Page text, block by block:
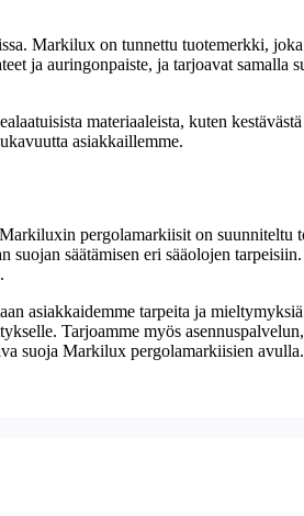
Markilux on tunnettu tuotemerkki,
ja auringonpaiste, ja tarjoavat samalla
materiaaleista, kuten
asiakkaillemme.
pergolamarkiisit on suunniteltu
säätämisen eri sääolojen
asiakkaidemme tarpeita ja
Tarjoamme myös
suoja Markilux pergolamarkiisien avulla.